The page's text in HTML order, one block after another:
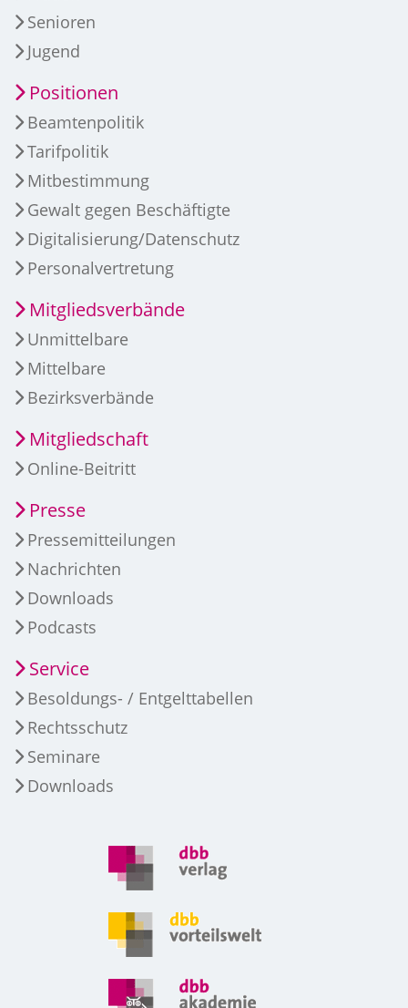
Senioren
Jugend
Positionen
Beamtenpolitik
Tarifpolitik
Mitbestimmung
Gewalt gegen Beschäftigte
Digitalisierung/Datenschutz
Personalvertretung
Mitgliedsverbände
Unmittelbare
Mittelbare
Bezirksverbände
Mitgliedschaft
Online-Beitritt
Presse
Pressemitteilungen
Nachrichten
Downloads
Podcasts
Service
Besoldungs- / Entgelttabellen
Rechtsschutz
Seminare
Downloads